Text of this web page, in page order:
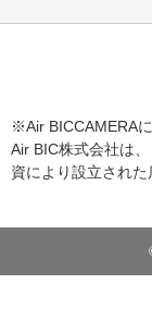
※Air BICCAMERA
Air BIC株式会社は
資により設立された